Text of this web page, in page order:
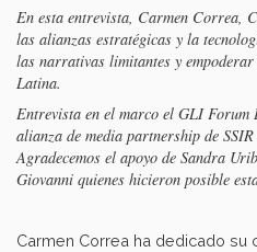
En esta entrevista, Carmen Correa,
las alianzas estratégicas y la
las narrativas limitantes y
Latina.
Entrevista en el marco el GLI Forum
alianza de media partnership de
Agradecemos el apoyo de Sandra
Giovanni quienes hicieron posible
Carmen Correa ha dedicado su